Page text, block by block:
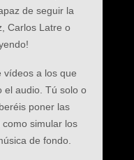
de seguir la
Carlos Latre o
a los que
el audio. Tú solo o
poner las
simular los
de fondo.